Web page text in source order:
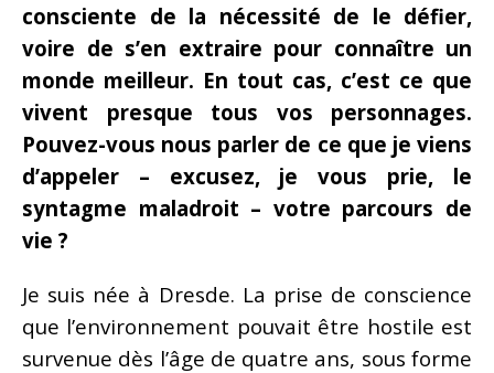
consciente de la nécessité de le défier,
voire de s’en extraire pour connaître un
monde meilleur. En tout cas, c’est ce que
vivent presque tous vos personnages.
Pouvez-vous nous parler de ce que je viens
d’appeler – excusez, je vous prie, le
syntagme maladroit – votre parcours de
vie ?
Je suis née à Dresde. La prise de conscience
que l’environnement pouvait être hostile est
survenue dès l’âge de quatre ans, sous forme